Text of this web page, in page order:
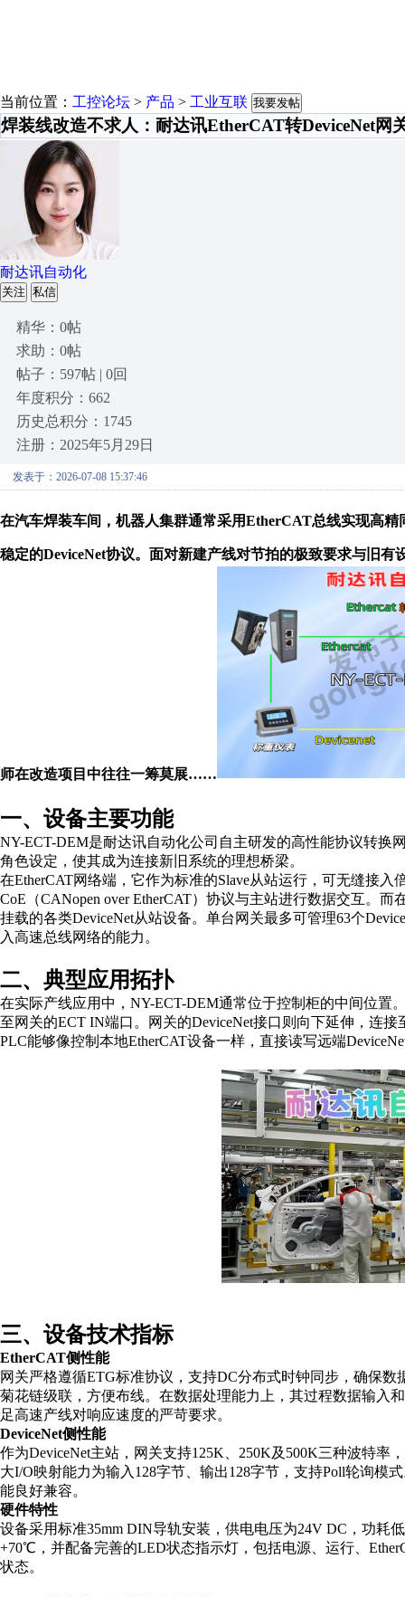
当前位置： 工控论坛 > 产品 > 工业互联 我要发帖
焊装线改造不求人：耐达讯EtherCAT转DeviceNet网
耐达讯自动化
关注 私信
精华：0帖
求助：0帖
帖子：597帖 | 0回
年度积分：662
历史总积分：1745
注册：2025年5月29日
发表于：2026-07-08 15:37:46
在汽车焊装车间，机器人集群通常采用EtherCAT总线实现高
稳定的DeviceNet协议。面对新建产线对节拍的极致要求与旧
师在改造项目中往往一筹莫展……
一、设备主要功能
NY-ECT-DEM是耐达讯自动化公司 自主研发的高性能协议转换
角色设定，使其成为连接新旧系统的理想桥梁。
在EtherCAT网络端，它作为标准的Slave从站运行，可无缝接
CoE（CANopen over EtherCAT）协议与主站进行数据交互。
挂载的各类DeviceNet从站设备。单台网关最多可管理63个
入高速总线网络的能力。
二、典型应用拓扑
在实际产线应用中， NY-ECT-DEM通常位于控制柜的中间位置
至网关的ECT IN端口。网关的DeviceNet接口则向下延伸，连
PLC能够像控制本地EtherCAT设备一样，直接读写远端
三、设备技术指标
EtherCAT侧性能
网关严格遵循ETG标准协议，支持DC分布式时钟同步，确保数
菊花链级联，方便布线。在数据处理能力上，其过程数据输入
足高速产线对响应速度的严苛要求。
DeviceNet侧性能
作为DeviceNet主站，网关支持125K、250K及500K三种波特率
大I/O映射能力为输入128字节、输出128字节，支持Poll轮询模
能良好兼容。
硬件特性
设备采用标准35mm DIN导轨安装，供电电压为24V DC，功耗
+70℃，并配备完善的LED状态指示灯，包括电源、运行、
状态。